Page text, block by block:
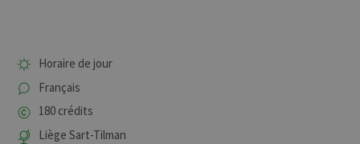
Horaire de jour
Français
180 crédits
Liège Sart-Tilman